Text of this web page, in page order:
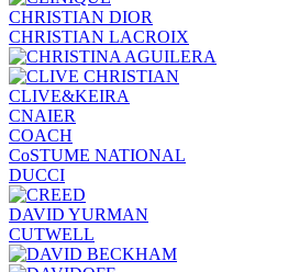
CHRISTIAN DIOR
CHRISTIAN LACROIX
CLIVE&KEIRA
CNAIER
COACH
CoSTUME NATIONAL
DUCCI
DAVID YURMAN
CUTWELL